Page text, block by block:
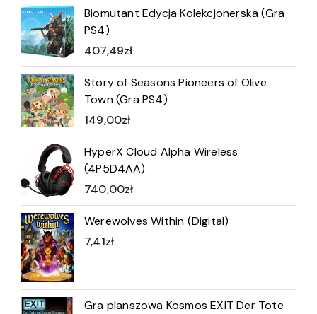
Biomutant Edycja Kolekcjonerska (Gra
PS4)
407,49zł
Story of Seasons Pioneers of Olive
Town (Gra PS4)
149,00zł
HyperX Cloud Alpha Wireless
(4P5D4AA)
740,00zł
Werewolves Within (Digital)
7,41zł
Gra planszowa Kosmos EXIT Der Tote